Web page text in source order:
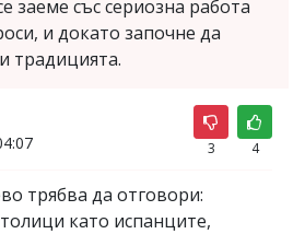
заеме със сериозна работа
и докато започне да
традицията.
3 4
трябва да отговори:
като испанците,